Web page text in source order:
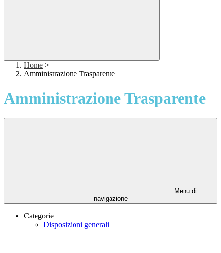
Home >
Amministrazione Trasparente
Amministrazione Trasparente
Menu di
navigazione
Categorie
Disposizioni generali